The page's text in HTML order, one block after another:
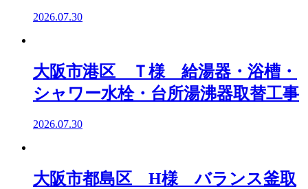
2026.07.30
大阪市港区 Ｔ様 給湯器・浴槽・
シャワー水栓・台所湯沸器取替工事
2026.07.30
大阪市都島区 H様 バランス釜取